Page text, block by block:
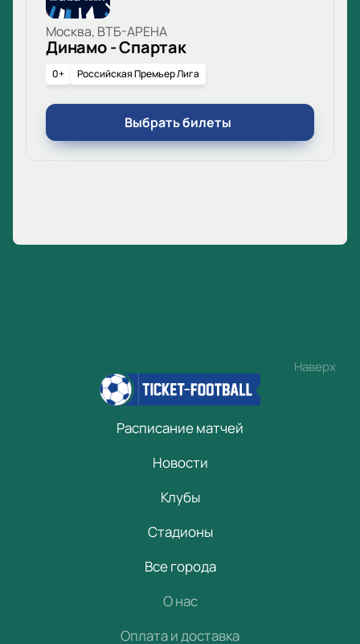
Москва, ВТБ-АРЕНА
Динамо - Спартак
0+ Российская Премьер Лига
Выбрать билеты
Наверх
Расписание матчей
Новости
Клубы
Стадионы
Все города
О нас
Оплата и доставка